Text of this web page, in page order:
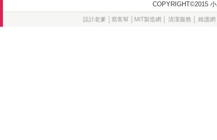
設計老爹 窩客幫│ MIT製造網 清潔服務 維護網